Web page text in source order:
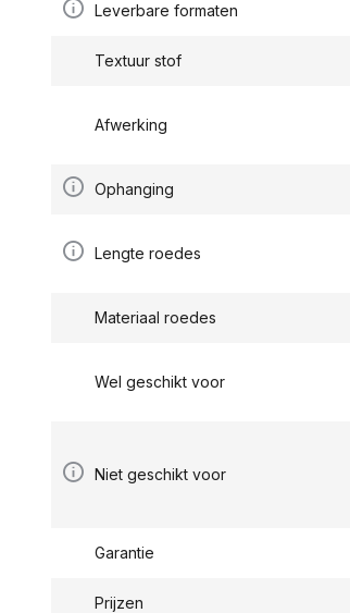
Leverbare formaten
Textuur stof
Afwerking
Ophanging
Lengte roedes
Materiaal roedes
Wel geschikt voor
Niet geschikt voor
Garantie
Prijzen